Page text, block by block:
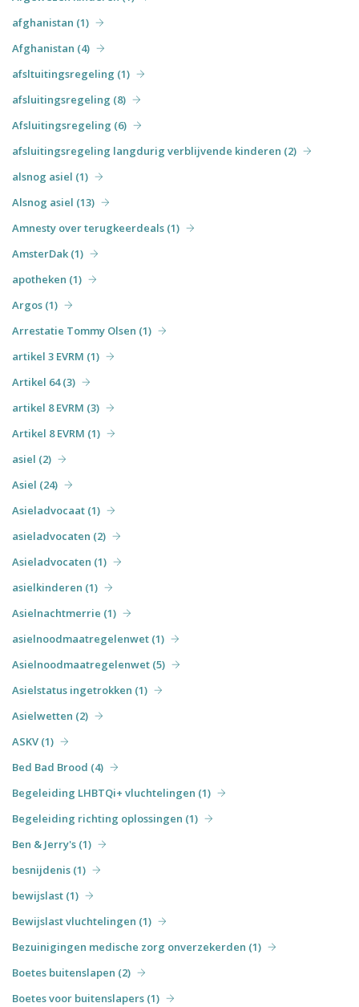
afghanistan (1)
Afghanistan (4)
afsltuitingsregeling (1)
afsluitingsregeling (8)
Afsluitingsregeling (6)
afsluitingsregeling langdurig verblijvende kinderen (2)
alsnog asiel (1)
Alsnog asiel (13)
Amnesty over terugkeerdeals (1)
AmsterDak (1)
apotheken (1)
Argos (1)
Arrestatie Tommy Olsen (1)
artikel 3 EVRM (1)
Artikel 64 (3)
artikel 8 EVRM (3)
Artikel 8 EVRM (1)
asiel (2)
Asiel (24)
Asieladvocaat (1)
asieladvocaten (2)
Asieladvocaten (1)
asielkinderen (1)
Asielnachtmerrie (1)
asielnoodmaatregelenwet (1)
Asielnoodmaatregelenwet (5)
Asielstatus ingetrokken (1)
Asielwetten (2)
ASKV (1)
Bed Bad Brood (4)
Begeleiding LHBTQi+ vluchtelingen (1)
Begeleiding richting oplossingen (1)
Ben & Jerry's (1)
besnijdenis (1)
bewijslast (1)
Bewijslast vluchtelingen (1)
Bezuinigingen medische zorg onverzekerden (1)
Boetes buitenslapen (2)
Boetes voor buitenslapers (1)